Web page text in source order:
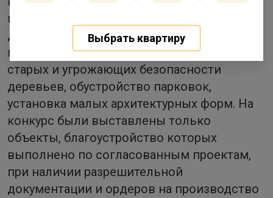
проведенных работ: асфальтирование
дорожек, ремонт газонов, набивных
покрытий, разбивка цветников, снос
старых и угрожающих безопасности
деревьев, обустройство парковок,
установка малых архитектурных форм. На
конкурс были выставлены только
объекты, благоустройство которых
выполнено по согласованным проектам,
при наличии разрешительной
документации и ордеров на производство
Выбрать квартиру